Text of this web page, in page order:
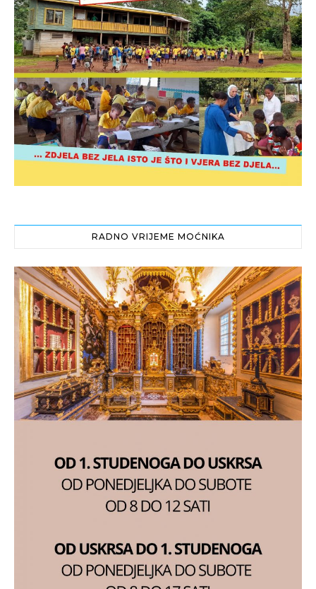
RADNO VRIJEME MOĆNIKA